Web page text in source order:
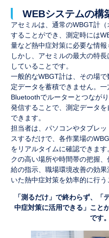
WEBシステムの構
アセミルは、通常のWBGT計
することができ、測定時には
量など熱中症対策に必要な情報
しかし、アセミルの最大の特
していることです。
一般的なWBGT計は、その場
定データを蓄積できません。
Bluetoothでルーターとつなが
発信することで、測定データ
できます。
担当者は、パソコンやタブレ
スするだけで、各作業場の
をリアルタイムに確認できま
クの高い場所や時間帯の把握
給の指示、職場環境改善の効
いた熱中症対策を効率的に行う
「測るだけ」で終わらず、「
中症対策に活用できる」こと
です。